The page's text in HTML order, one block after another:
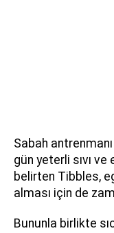
Sabah
gün yeterli sıvı ve
belirten Tibbles,
alması için de
Bununla birlikte